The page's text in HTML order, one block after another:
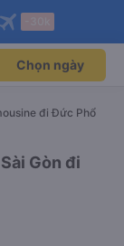
Mở app
Mở app
Chọn ngày
đi Đức Phổ
Gòn đi